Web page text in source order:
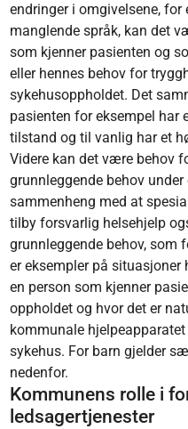
endringer i omgivelsene, for
manglende språk, kan det
som kjenner pasienten og
eller hennes behov for
sykehusoppholdet. Det
pasienten for eksempel
tilstand og til vanlig har et
Videre kan det være behov
grunnleggende behov
sammenheng med at
tilby forsvarlig helsehjelp
grunnleggende behov, som
er eksempler på
en person som kjenner
oppholdet og hvor det er
kommunale
sykehus. For barn gjelder
nedenfor.
Kommunens rolle i
ledsagertjenester